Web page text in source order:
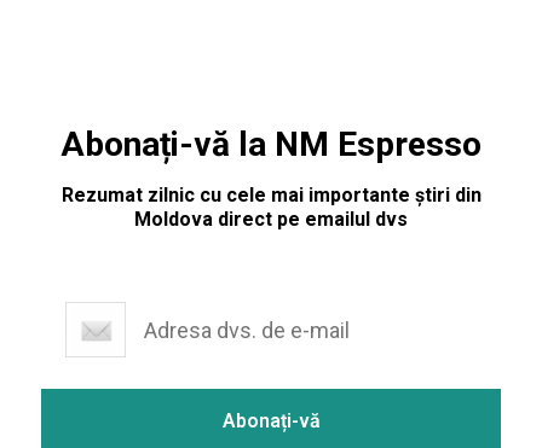
Abonați-vă la NM Espresso
Rezumat zilnic cu cele mai importante știri din
Moldova direct pe emailul dvs